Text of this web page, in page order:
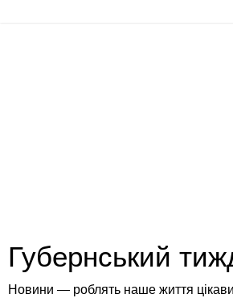
Губернський
Новини — роблять наше життя